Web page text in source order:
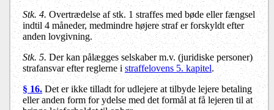
Stk. 4. Overtrædelse af stk. 1 straffes med bøde eller fængsel
indtil 4 måneder, medmindre højere straf er forskyldt efter
anden lovgivning.
Stk. 5. Der kan pålægges selskaber m.v. (juridiske personer)
strafansvar efter reglerne istraffelovens 5. kapitel.
§ 16.Det er ikke tilladt for udlejere at tilbyde lejere betaling
eller anden form for ydelse med det formål at få lejeren til at